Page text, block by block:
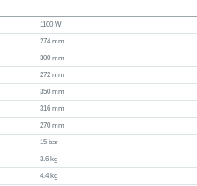
1100 W
274 mm
300 mm
272 mm
350 mm
316 mm
270 mm
15 bar
3.6 kg
4.4 kg